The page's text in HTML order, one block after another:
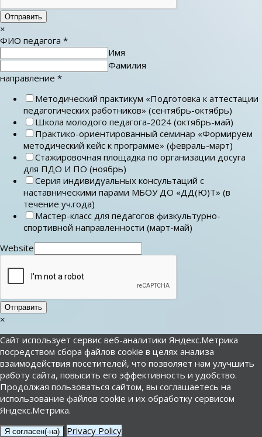
Отправить
×
ФИО педагога *
Имя
Фамилия
направление *
Методический практикум «Подготовка к аттестации
педагогических работников» (сентябрь-октябрь)
Школа молодого педагога-2024 (октябрь-май)
Практико-ориентированный семинар «Формируем
методический кейс к программе» (февраль-март)
Стажировочная площадка по организации досуга
для ПДО И ПО (ноябрь)
Серия индивидуальных консультаций с
наставническими парами МБОУ ДО «ДД(Ю)Т» (в
течение уч.года)
Мастер-класс для педагогов физкультурно-
спортивной направленности (март-май)
Website
Отправить
×
Сайт использует сервис веб-аналитики Яндекс.Метрика
посредством сбора файлов cookie в целях анализа
взаимодействия посетителей, что позволяет нам улучшить
работу сайта, повысить его эффективность и удобство.
Продолжая пользоваться сайтом, вы соглашаетесь на
использование файлов cookie и их обработку сервисом
Яндекс.Метрика.
Я согласен(-на) Privacy Policy